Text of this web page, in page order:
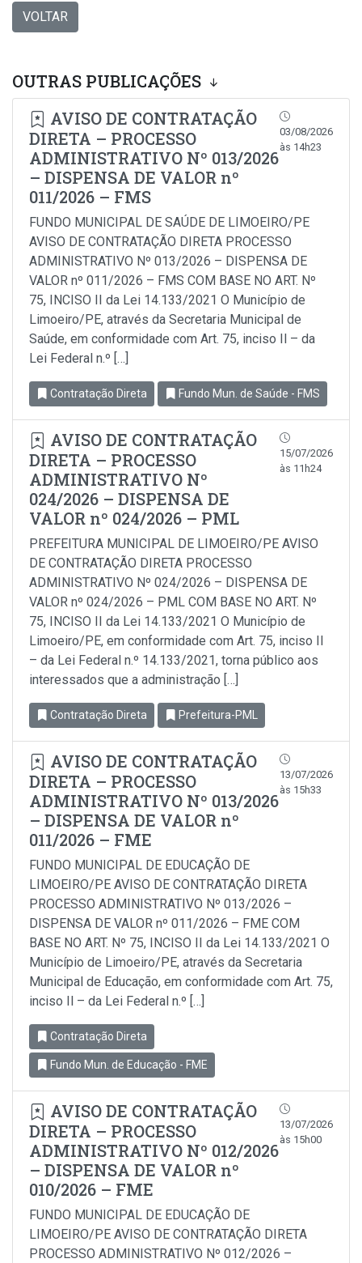
VOLTAR
OUTRAS PUBLICAÇÕES
AVISO DE CONTRATAÇÃO
DIRETA – PROCESSO
ADMINISTRATIVO Nº 013/2026
– DISPENSA DE VALOR nº
011/2026 – FMS
03/08/2026
às 14h23
FUNDO MUNICIPAL DE SAÚDE DE LIMOEIRO/PE
AVISO DE CONTRATAÇÃO DIRETA PROCESSO
ADMINISTRATIVO Nº 013/2026 – DISPENSA DE
VALOR nº 011/2026 – FMS COM BASE NO ART. Nº
75, INCISO II da Lei 14.133/2021 O Município de
Limoeiro/PE, através da Secretaria Municipal de
Saúde, em conformidade com Art. 75, inciso Il – da
Lei Federal n.º […]
Contratação Direta Fundo Mun. de Saúde - FMS
AVISO DE CONTRATAÇÃO
DIRETA – PROCESSO
ADMINISTRATIVO Nº
024/2026 – DISPENSA DE
VALOR nº 024/2026 – PML
15/07/2026
às 11h24
PREFEITURA MUNICIPAL DE LIMOEIRO/PE AVISO
DE CONTRATAÇÃO DIRETA PROCESSO
ADMINISTRATIVO Nº 024/2026 – DISPENSA DE
VALOR nº 024/2026 – PML COM BASE NO ART. Nº
75, INCISO II da Lei 14.133/2021 O Município de
Limoeiro/PE, em conformidade com Art. 75, inciso Il
– da Lei Federal n.º 14.133/2021, torna público aos
interessados que a administração […]
Contratação Direta Prefeitura-PML
AVISO DE CONTRATAÇÃO
DIRETA – PROCESSO
ADMINISTRATIVO Nº 013/2026
– DISPENSA DE VALOR nº
011/2026 – FME
13/07/2026
às 15h33
FUNDO MUNICIPAL DE EDUCAÇÃO DE
LIMOEIRO/PE AVISO DE CONTRATAÇÃO DIRETA
PROCESSO ADMINISTRATIVO Nº 013/2026 –
DISPENSA DE VALOR nº 011/2026 – FME COM
BASE NO ART. Nº 75, INCISO II da Lei 14.133/2021 O
Município de Limoeiro/PE, através da Secretaria
Municipal de Educação, em conformidade com Art. 75,
inciso Il – da Lei Federal n.º […]
Contratação Direta
Fundo Mun. de Educação - FME
AVISO DE CONTRATAÇÃO
DIRETA – PROCESSO
ADMINISTRATIVO Nº 012/2026
– DISPENSA DE VALOR nº
010/2026 – FME
13/07/2026
às 15h00
FUNDO MUNICIPAL DE EDUCAÇÃO DE
LIMOEIRO/PE AVISO DE CONTRATAÇÃO DIRETA
PROCESSO ADMINISTRATIVO Nº 012/2026 –